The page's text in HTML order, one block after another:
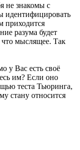
не знакомы с
идентифицировать
приходится
разума будет
мыслящее. Так
у Вас есть своё
им? Если оно
теста Тьюринга,
стану относится